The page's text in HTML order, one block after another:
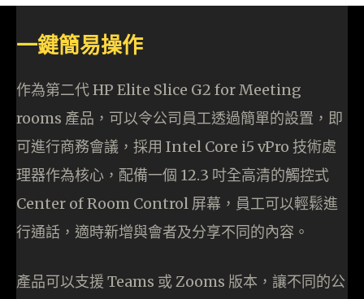
一鍵簡易操作
作為第二代 HP Elite Slice G2 for Meeting
rooms 產品，可以令公司員工透過簡單的設置，即
可進行商務會議，採用 Intel Core i5 vPro 技術處
理器作為核心，配備一個 12.3 吋全高清的觸控式
Center of Room Control 屏幕，員工可以輕鬆進
行通話，適時新增與會者及分享不同的內容。
產品可以支援 Teams 或 Zooms 版本，讓不同的公